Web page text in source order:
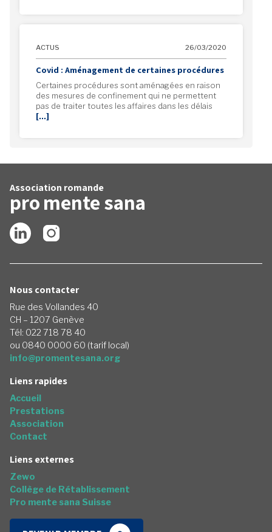
ACTUS 26/03/2020
Covid : Aménagement de certaines procédures
Certaines procédures sont aménagées en raison
des mesures de confinement qui ne permettent
pas de traiter toutes les affaires dans les délais
[…]
Association romande
promentesana
Nous contacter
Rue des Vollandes 40
CH – 1207 Genève
Tél: 022 718 78 40
ou 0840 0000 60 (tarif local)
info@promentesana.org
Liens rapides
Accueil
Prestations
Association
Contact
Liens externes
Zewo
Collège de Rétablissement
Pro mente sana Suisse